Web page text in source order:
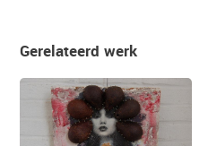
Gerelateerd werk